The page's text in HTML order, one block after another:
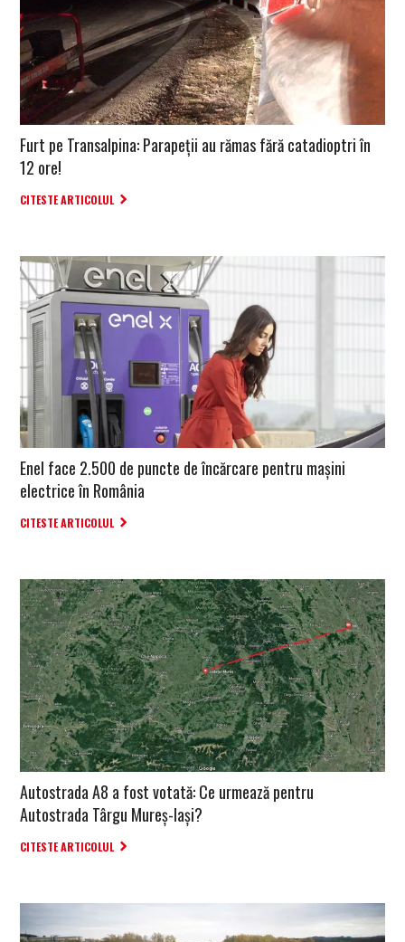
Furt pe Transalpina: Parapeții au rămas fără catadioptri în
12 ore!
CITESTE ARTICOLUL
Enel face 2.500 de puncte de încărcare pentru mașini
electrice în România
CITESTE ARTICOLUL
Autostrada A8 a fost votată: Ce urmează pentru
Autostrada Târgu Mureș-Iași?
CITESTE ARTICOLUL